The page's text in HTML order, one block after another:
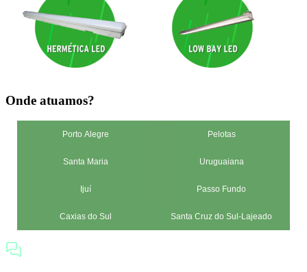
Onde atuamos?
Porto Alegre Pelotas
Santa Maria Uruguaiana
Ijuí Passo Fundo
Caxias do Sul Santa Cruz do Sul-Lajeado